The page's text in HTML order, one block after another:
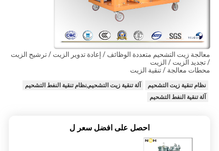
معالجة زيت التشحيم متعددة الوظائف / إعادة تدوير الزيت / ترشيح الزيت
/ تجديد الزيت / الزيت
محطات معالجة / تنقية الزيت
نظام تنقية زيت التشحيم
آلة تنقية زيت التشحيم,نظام تنقية النفط التشحيم
آلة تنقية النفط التشحيم
احصل على افضل سعر ل